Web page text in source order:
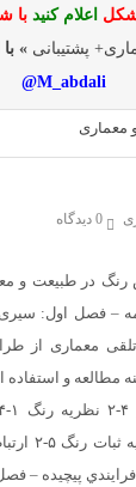
اعلام کنیدبا
پشتیبانی»
M_abdali@
معماری
0 دیدگاه
در طبيعت و
پیچیده –